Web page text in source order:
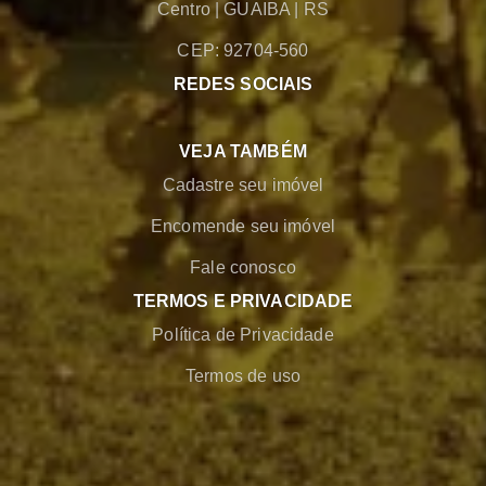
Centro |GUAIBA RS
CEP: 92704-560
REDES SOCIAIS
VEJA TAMBÉM
Cadastre seu imóvel
Encomende seu imóvel
Fale conosco
TERMOS E PRIVACIDADE
Política de Privacidade
Termos de uso